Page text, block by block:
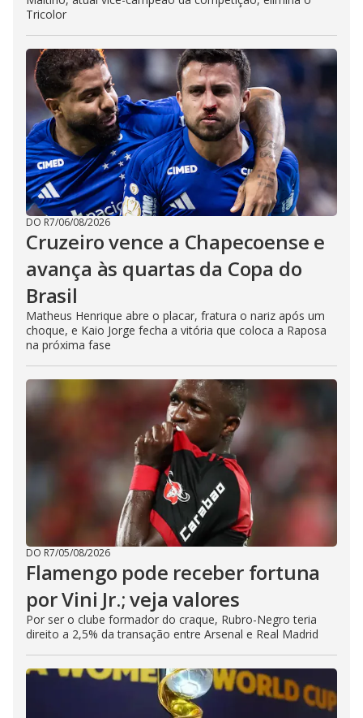
Tricolor
DO R7/06/08/2026
Cruzeiro vence a Chapecoense e
avança às quartas da Copa do
Brasil
Matheus Henrique abre o placar, fratura o nariz após um
choque, e Kaio Jorge fecha a vitória que coloca a Raposa
na próxima fase
DO R7/05/08/2026
Flamengo pode receber fortuna
por Vini Jr.; veja valores
Por ser o clube formador do craque, Rubro-Negro teria
direito a 2,5% da transação entre Arsenal e Real Madrid